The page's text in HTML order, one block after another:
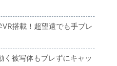
搭載！超望遠でも手ブレ
く被写体もブレずにキャッ